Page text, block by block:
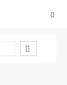
